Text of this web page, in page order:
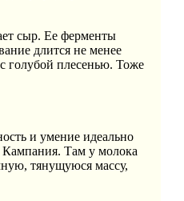
сыр. Ее ферменты
длится не менее
голубой плесенью. Тоже
и умение идеально
Кампания. Там у молока
тянущуюся массу,